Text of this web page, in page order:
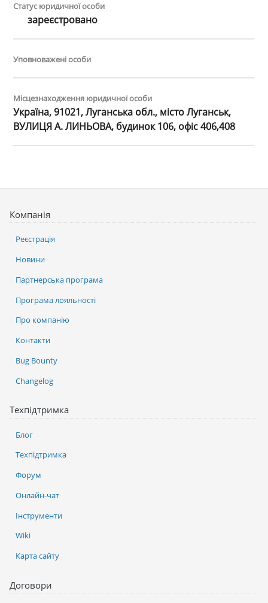
Статус юридичної особи
зареєстровано
Уповноважені особи
Місцезнаходження юридичної особи
Україна, 91021, Луганська обл., місто Луганськ,
ВУЛИЦЯ А. ЛИНЬОВА, будинок 106, офіс 406,408
Компанія
Реєстрація
Новини
Партнерська програма
Програма лояльності
Про компанію
Контакти
Bug Bounty
Changelog
Техпідтримка
Блог
Техпідтримка
Форум
Онлайн-чат
Інструменти
Wiki
Карта сайту
Договори